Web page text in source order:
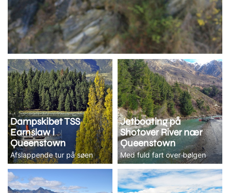
Dampskibet TSS
Earnslaw i
Queenstown
Afslappende tur på søen
Jetboating på
Shotover River nær
Queenstown
Med fuld fart over bølgen